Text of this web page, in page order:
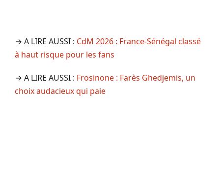
→ A LIRE AUSSI : CdM 2026 : France-Sénégal classé
à haut risque pour les fans
→ A LIRE AUSSI : Frosinone : Farès Ghedjemis, un
choix audacieux qui paie